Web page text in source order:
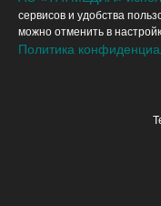
сервисов и удобства
можно отменить в
Политика